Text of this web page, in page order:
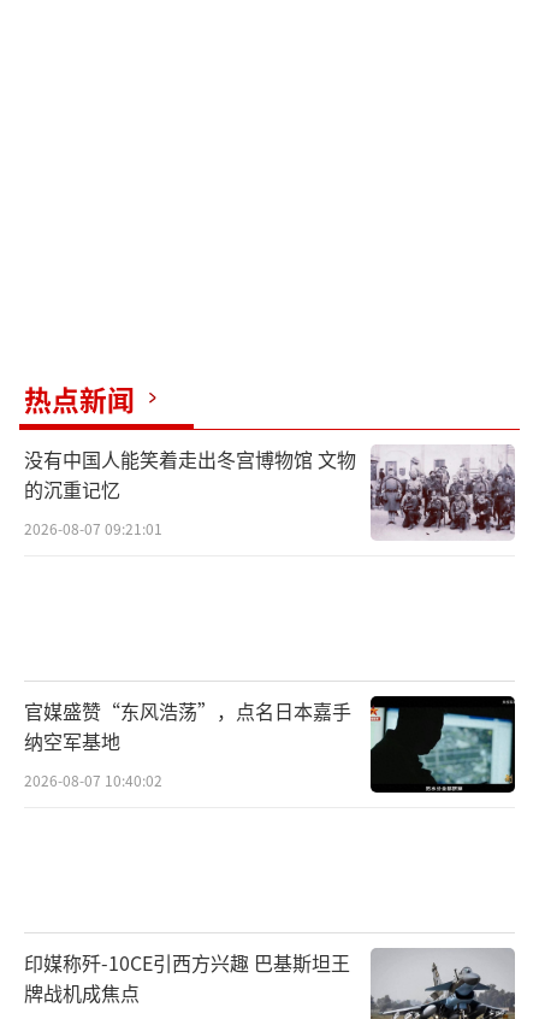
热点新闻
没有中国人能笑着走出冬宫博物馆 文物
的沉重记忆
2026-08-07 09:21:01
官媒盛赞“东风浩荡”，点名日本嘉手
纳空军基地
2026-08-07 10:40:02
印媒称歼-10CE引西方兴趣 巴基斯坦王
牌战机成焦点